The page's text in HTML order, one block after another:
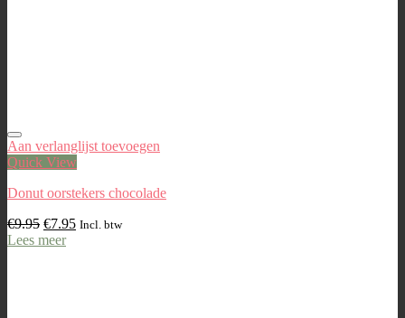
Aan verlanglijst toevoegen
Quick View
Donut oorstekers chocolade
€9.95 €7.95 Incl. btw
Lees meer